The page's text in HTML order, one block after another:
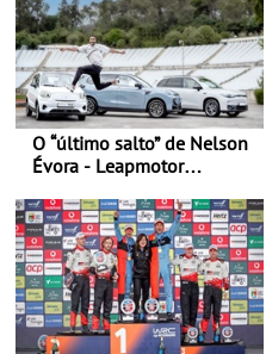
O “último salto” de Nelson
Évora - Leapmotor
Campeão Olímpico num
momento histórico